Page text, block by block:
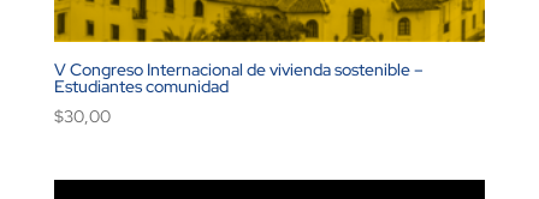
V Congreso Internacional de vivienda sostenible –
Estudiantes comunidad
$30,00